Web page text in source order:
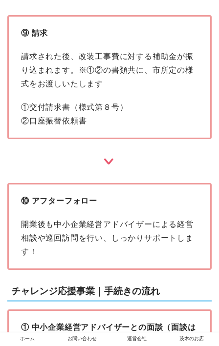
⑨ 請求
請求された後、改装工事費に対する補助金が振
り込まれます。※①②の書類共に、市所定の様
式をお渡しいたします
①交付請求書（様式第８号）
②口座振替依頼書
⑩ アフターフォロー
開業後も中小企業経営アドバイザーによる経営
相談や巡回訪問を行い、しっかりサポートしま
す！
チャレンジ応援事業｜手続きの流れ
① 中小企業経営アドバイザーとの面談（面談は
予約制）
ホーム お問い合わせ 運営会社 茨木のお店